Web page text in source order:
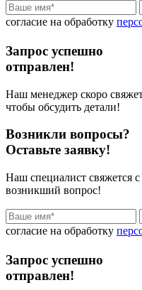
согласие на обработку
Запрос успешно
отправлен!
Наш менеджер скоро
чтобы обсудить детали!
Возникли вопросы?
Оставьте заявку!
Наш специалист свяжется
возникший вопрос!
согласие на обработку
Запрос успешно
отправлен!